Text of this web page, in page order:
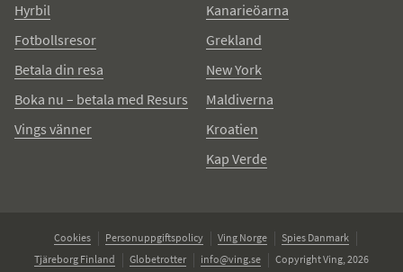
Hyrbil
Fotbollsresor
Betala din resa
Boka nu – betala med Resurs
Vings vänner
Kanarieöarna
Grekland
New York
Maldiverna
Kroatien
Kap Verde
Cookies Personuppgiftspolicy Ving Norge
Spies Danmark
Tjäreborg Finland
Globetrotter info@ving.se Copyright Ving, 2026